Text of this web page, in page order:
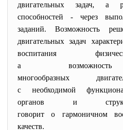
двигательных задач, а
способностей - через
заданий. Возможность
двигательных задач
воспитания
а возможность
многообразных
с необходимой
органов и
говорит о гармоничном
качеств.